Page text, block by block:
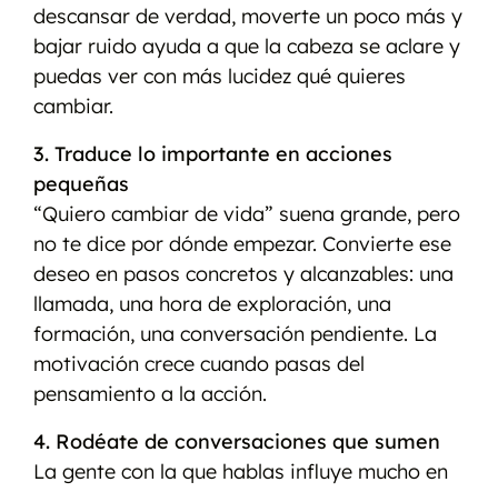
descansar de verdad, moverte un poco más y
bajar ruido ayuda a que la cabeza se aclare y
puedas ver con más lucidez qué quieres
cambiar.
3. Traduce lo importante en acciones
pequeñas
“Quiero cambiar de vida” suena grande, pero
no te dice por dónde empezar. Convierte ese
deseo en pasos concretos y alcanzables: una
llamada, una hora de exploración, una
formación, una conversación pendiente. La
motivación crece cuando pasas del
pensamiento a la acción.
4. Rodéate de conversaciones que sumen
La gente con la que hablas influye mucho en